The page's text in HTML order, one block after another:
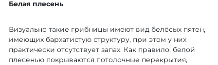
Белая плесень
Визуально такие грибницы имеют вид белёсых пятен,
имеющих бархатистую структуру, при этом у них
практически отсутствует запах. Как правило, белой
плесенью покрываются потолочные перекрытия,